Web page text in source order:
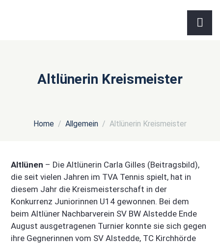
Altlünerin Kreismeister
Home Allgemein Altlünerin Kreismeister
Altlünen – Die Altlünerin Carla Gilles (Beitragsbild),
die seit vielen Jahren im TVA Tennis spielt, hat in
diesem Jahr die Kreismeisterschaft in der
Konkurrenz Juniorinnen U14 gewonnen. Bei dem
beim Altlüner Nachbarverein SV BW Alstedde Ende
August ausgetragenen Turnier konnte sie sich gegen
ihre Gegnerinnen vom SV Alstedde, TC Kirchhörde